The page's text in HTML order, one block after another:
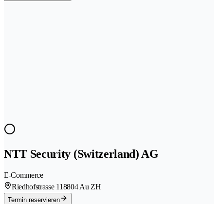
NTT Security (Switzerland) AG
E-Commerce
Riedhofstrasse 118804 Au ZH
Termin reservieren